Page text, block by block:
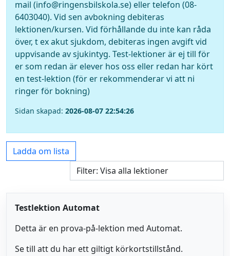
mail (info@ringensbilskola.se) eller telefon (08-
6403040). Vid sen avbokning debiteras
lektionen/kursen. Vid förhållande du inte kan råda
över, t ex akut sjukdom, debiteras ingen avgift vid
uppvisande av sjukintyg. Test-lektioner är ej till för
er som redan är elever hos oss eller redan har kört
en test-lektion (för er rekommenderar vi att ni
ringer för bokning)
Sidan skapad: 2026-08-07 22:54:26
Ladda om lista
Testlektion Automat
Detta är en prova-på-lektion med Automat.
Se till att du har ett giltigt körkortstillstånd.